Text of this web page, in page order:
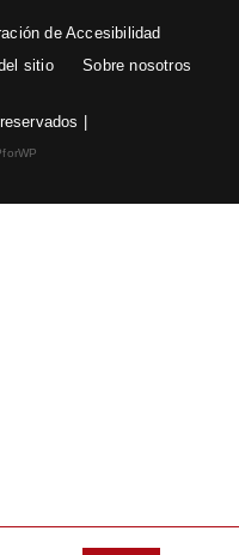
de Accesibilidad
sitio Sobre nosotros
|